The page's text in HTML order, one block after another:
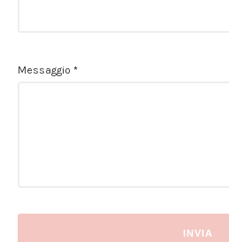
Messaggio *